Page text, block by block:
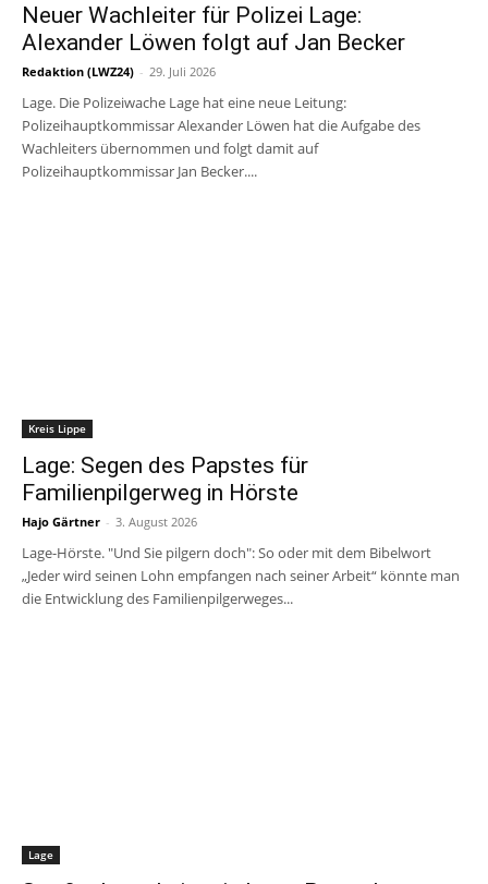
Neuer Wachleiter für Polizei Lage:
Alexander Löwen folgt auf Jan Becker
Redaktion (LWZ24) - 29. Juli 2026
Lage. Die Polizeiwache Lage hat eine neue Leitung:
Polizeihauptkommissar Alexander Löwen hat die Aufgabe des
Wachleiters übernommen und folgt damit auf
Polizeihauptkommissar Jan Becker....
Kreis Lippe
Lage: Segen des Papstes für
Familienpilgerweg in Hörste
Hajo Gärtner - 3. August 2026
Lage-Hörste. "Und Sie pilgern doch": So oder mit dem Bibelwort
„Jeder wird seinen Lohn empfangen nach seiner Arbeit“ könnte man
die Entwicklung des Familienpilgerweges...
Lage